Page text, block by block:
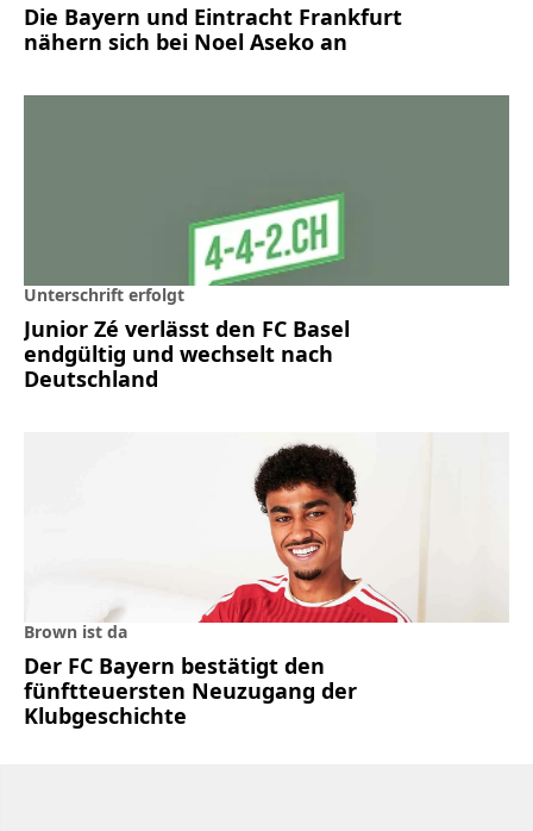
Die Bayern und Eintracht Frankfurt
nähern sich bei Noel Aseko an
Unterschrift erfolgt
Junior Zé verlässt den FC Basel
endgültig und wechselt nach
Deutschland
Brown ist da
Der FC Bayern bestätigt den
fünftteuersten Neuzugang der
Klubgeschichte